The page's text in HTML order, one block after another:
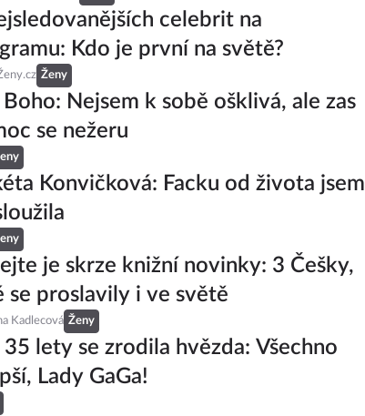
celebrit na
Kdo je první na světě?
Ženy
Nejsem k sobě ošklivá, ale zas
se nežeru
Konvičková: Facku od života jsem
je skrze knižní novinky: 3 Češky,
se proslavily i ve světě
Kadlecová Ženy
35 lety se zrodila hvězda: Všechno
Lady GaGa!